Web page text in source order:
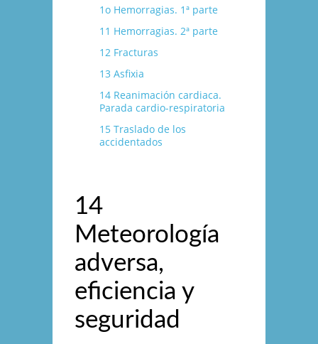
1o Hemorragias. 1ª parte
11 Hemorragias. 2ª parte
12 Fracturas
13 Asfixia
14 Reanimación cardiaca.
Parada cardio-respiratoria
15 Traslado de los
accidentados
14
Meteorologí­a
adversa,
eficiencia y
seguridad